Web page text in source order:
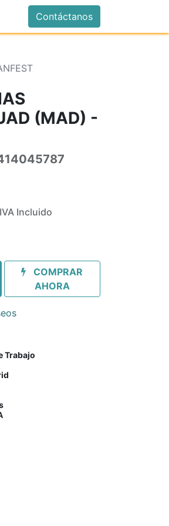
Contáctanos
(MAD) -
IVA Incluido
COMPRAR
AHORA
Trabajo